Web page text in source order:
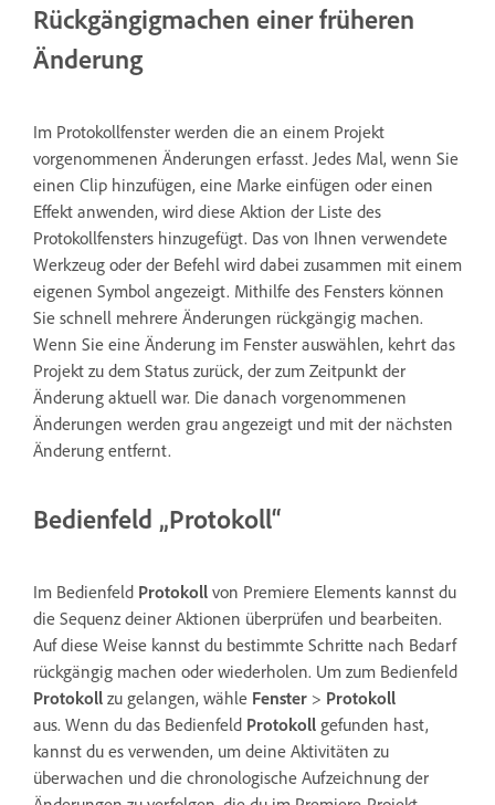
Rückgängigmachen einer früheren
Änderung
Im Protokollfenster werden die an einem Projekt
vorgenommenen Änderungen erfasst. Jedes Mal, wenn Sie
einen Clip hinzufügen, eine Marke einfügen oder einen
Effekt anwenden, wird diese Aktion der Liste des
Protokollfensters hinzugefügt. Das von Ihnen verwendete
Werkzeug oder der Befehl wird dabei zusammen mit einem
eigenen Symbol angezeigt. Mithilfe des Fensters können
Sie schnell mehrere Änderungen rückgängig machen.
Wenn Sie eine Änderung im Fenster auswählen, kehrt das
Projekt zu dem Status zurück, der zum Zeitpunkt der
Änderung aktuell war. Die danach vorgenommenen
Änderungen werden grau angezeigt und mit der nächsten
Änderung entfernt.
Bedienfeld „Protokoll“
Im Bedienfeld Protokoll von Premiere Elements kannst du
die Sequenz deiner Aktionen überprüfen und bearbeiten.
Auf diese Weise kannst du bestimmte Schritte nach Bedarf
rückgängig machen oder wiederholen. Um zum Bedienfeld
Protokoll zu gelangen, wähle Fenster > Protokoll
aus. Wenn du das Bedienfeld Protokoll gefunden hast,
kannst du es verwenden, um deine Aktivitäten zu
überwachen und die chronologische Aufzeichnung der